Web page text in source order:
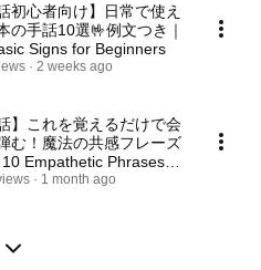
初心者向け】日常で使え
の手話10選🤟例文つき｜
Signs for Beginners
2 weeks ago
】これを覚えるだけで会
む！魔法の共感フレーズ
Empathetic Phrases
Conversations Flow
1 month ago